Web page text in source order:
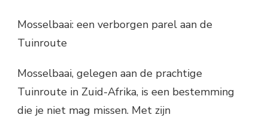
Mosselbaai: een verborgen parel aan de
Tuinroute
Mosselbaai, gelegen aan de prachtige
Tuinroute in Zuid-Afrika, is een bestemming
die je niet mag missen. Met zijn